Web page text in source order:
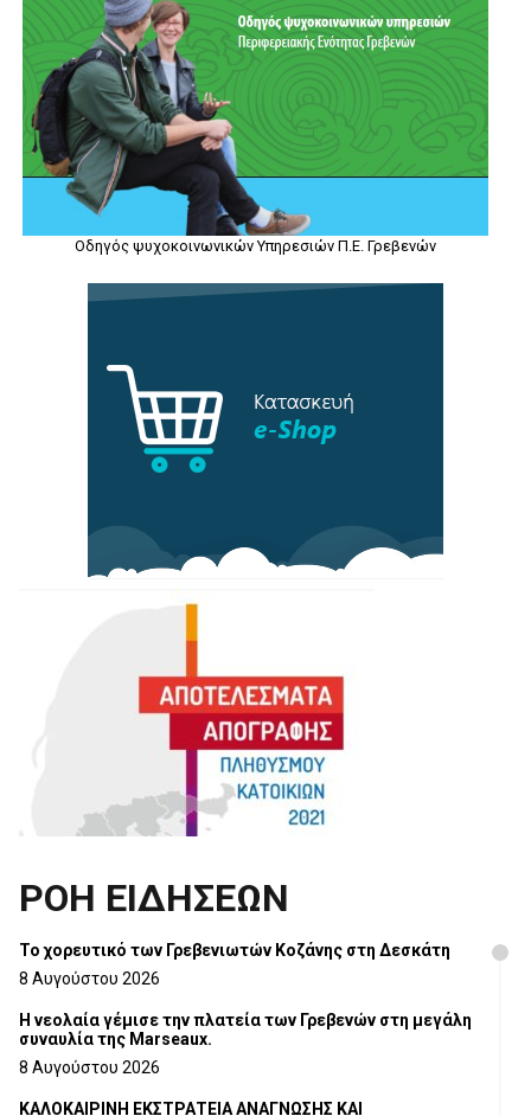
Οδηγός ψυχοκοινωνικών Υπηρεσιών Π.Ε. Γρεβενών
ΡΟΗ ΕΙΔΗΣΕΩΝ
Το χορευτικό των Γρεβενιωτών Κοζάνης στη Δεσκάτη
8 Αυγούστου 2026
Η νεολαία γέμισε την πλατεία των Γρεβενών στη μεγάλη
συναυλία της Marseaux.
8 Αυγούστου 2026
ΚΑΛΟΚΑΙΡΙΝΗ ΕΚΣΤΡΑΤΕΙΑ ΑΝΑΓΝΩΣΗΣ ΚΑΙ